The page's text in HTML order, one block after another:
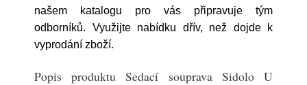
našem katalogu pro vás připravuje tým
odborníků. Využijte nabídku dřív, než dojde k
vyprodání zboží.
Popis produktu Sedací souprava Sidolo U